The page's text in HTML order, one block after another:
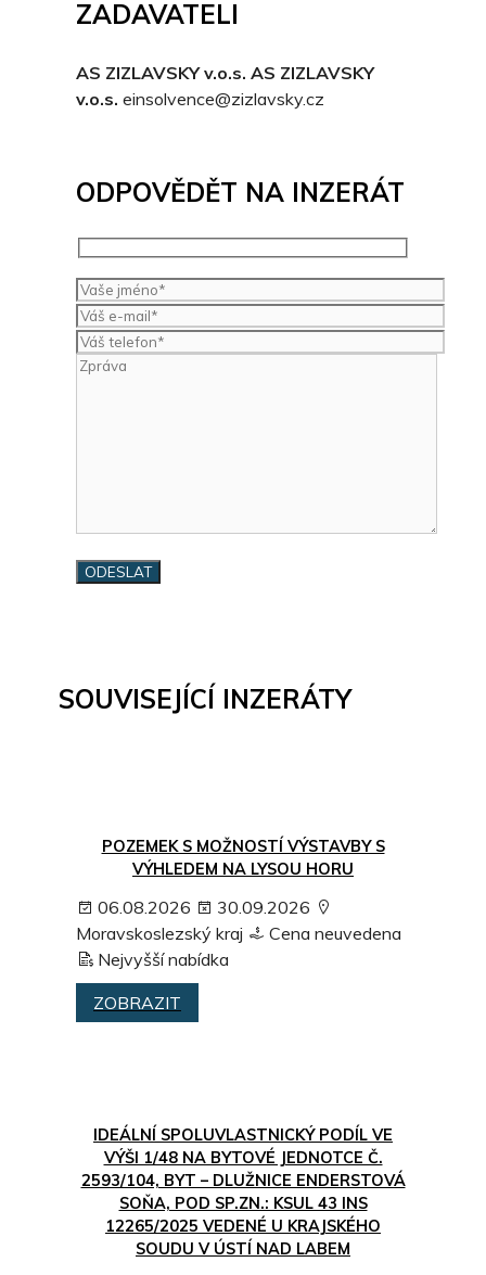
ZADAVATELI
AS ZIZLAVSKY v.o.s. AS ZIZLAVSKY
v.o.s. einsolvence@zizlavsky.cz
ODPOVĚDĚT NA INZERÁT
SOUVISEJÍCÍ INZERÁTY
POZEMEK S MOŽNOSTÍ VÝSTAVBY S
VÝHLEDEM NA LYSOU HORU
06.08.2026
30.09.2026
Moravskoslezský kraj
Cena neuvedena
Nejvyšší nabídka
ZOBRAZIT
IDEÁLNÍ SPOLUVLASTNICKÝ PODÍL VE
VÝŠI 1/48 NA BYTOVÉ JEDNOTCE Č.
2593/104, BYT – DLUŽNICE ENDERSTOVÁ
SOŇA, POD SP.ZN.: KSUL 43 INS
12265/2025 VEDENÉ U KRAJSKÉHO
SOUDU V ÚSTÍ NAD LABEM